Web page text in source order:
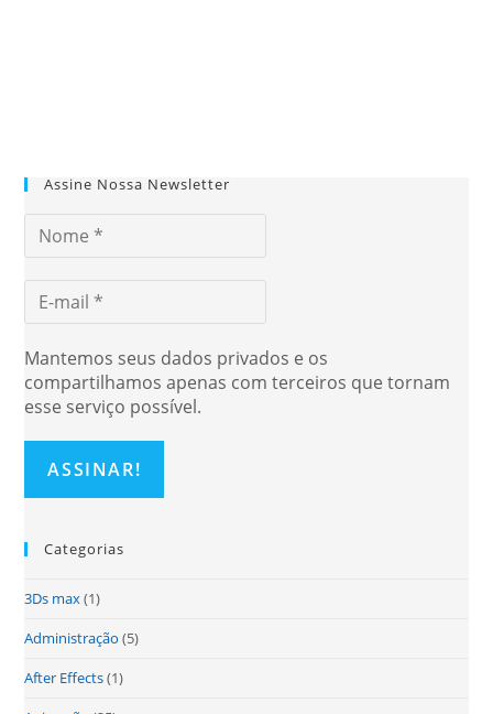
Assine Nossa Newsletter
Mantemos seus dados privados e os
compartilhamos apenas com terceiros que tornam
esse serviço possível.
Categorias
3Ds max(1)
Administração (5)
After Effects(1)